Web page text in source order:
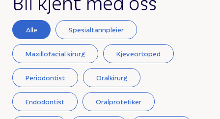
Alle Spesialtannpleier
Maxillofacial kirurg Kjeveortoped
Periodontist Oralkirurg
Endodontist Oralprotetiker